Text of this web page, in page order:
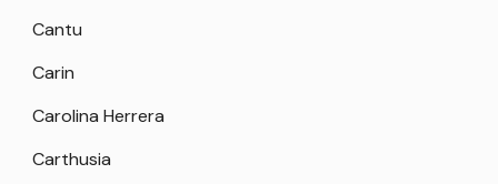
Cantu
Carin
Carolina Herrera
Carthusia